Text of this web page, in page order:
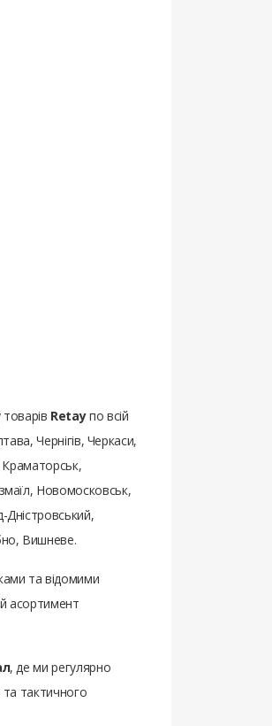
Retayпо всій
Чернігів, Черкаси,
Краматорськ,
Новомосковськ,
Вишневе.
та відомими
асортимент
, де ми регулярно
тактичного